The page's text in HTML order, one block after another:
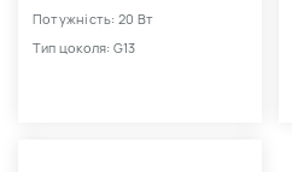
Потужність: 20 Вт
Тип цоколя: G13